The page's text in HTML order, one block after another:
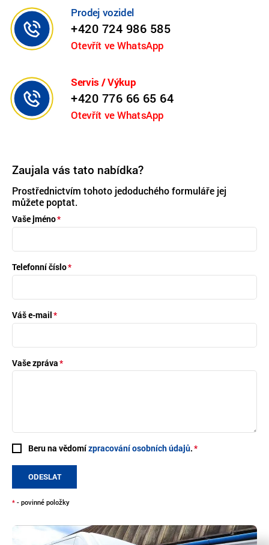
Prodej vozidel
+420 724 986 585
Otevřít ve WhatsApp
Servis / Výkup
+420 776 66 65 64
Otevřít ve WhatsApp
Zaujala vás tato nabídka?
Prostřednictvím tohoto jedoduchého formuláře jej
můžete poptat.
Vaše jméno
Telefonní číslo
Váš e-mail
Vaše zpráva
Beru na vědomízpracování osobních údajů.
ODESLAT
* - povinné položky